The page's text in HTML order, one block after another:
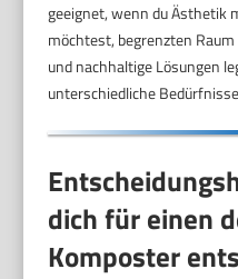
geeignet, wenn du Ästhetik
möchtest, begrenzten
und nachhaltige Lösungen
unterschiedliche
dich für einen
Komposter